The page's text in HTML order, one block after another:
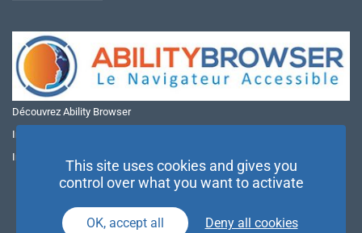
Découvrez Ability Browser
Installer Ability Browser sur Windows
Installer Ability Browser sur Mac
This site uses cookies and gives you
control over what you want to activate
OK, accept all Deny all cookies